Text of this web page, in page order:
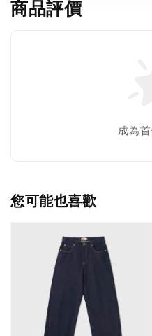
商品評價
成為
您可能也喜歡